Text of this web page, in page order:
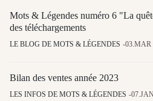
Mots & Légendes numéro 6 "La
des téléchargements
LE BLOG DE MOTS & LÉGENDES 03.MAR
Bilan des ventes année 2023
LES INFOS DE MOTS & LÉGENDES